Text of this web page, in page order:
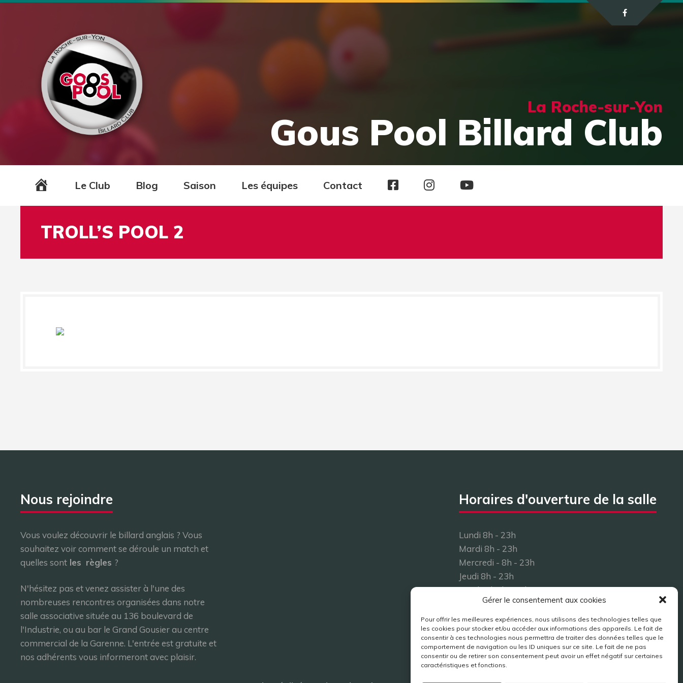
Gérer le consentement aux cookies
Pour offrir les meilleures expériences, nous utilisons des technologies telles que
les cookies pour stocker et/ou accéder aux informations des appareils. Le fait de
consentir à ces technologies nous permettra de traiter des données telles que le
comportement de navigation ou les ID uniques sur ce site. Le fait de ne pas
consentir ou de retirer son consentement peut avoir un effet négatif sur certaines
caractéristiques et fonctions.
La Roche-sur-Yon
Gous Pool Billard Club
AccueilLe Club Blog Saison Les équipes Contact Page Page Chaine
TROLL’S POOL 2
Nous rejoindre
Vous voulez découvrir le billard anglais ? Vous
souhaitez voir comment se déroule un match et
quelles sont les règles ?
N'hésitez pas et venez assister à l'une des
nombreuses rencontres organisées dans notre
salle associative située au 136 boulevard de
l'Industrie, ou au bar le Grand Gousier au centre
commercial de la Garenne. L'entrée est gratuite et
nos adhérents vous informeront avec plaisir.
Horaires d'ouverture de la salle
Lundi 8h - 23h
Mardi 8h - 23h
Mercredi - 8h - 23h
Jeudi 8h - 23h
Vendredi 8h - 23h
Samedi 8h - 23h
Dimanche 8h - 23h